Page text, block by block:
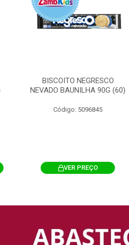
BISCOITO NEGRESCO
NEVADO BAUNILHA 90G (60)
Código: 5096845
VER PREÇO